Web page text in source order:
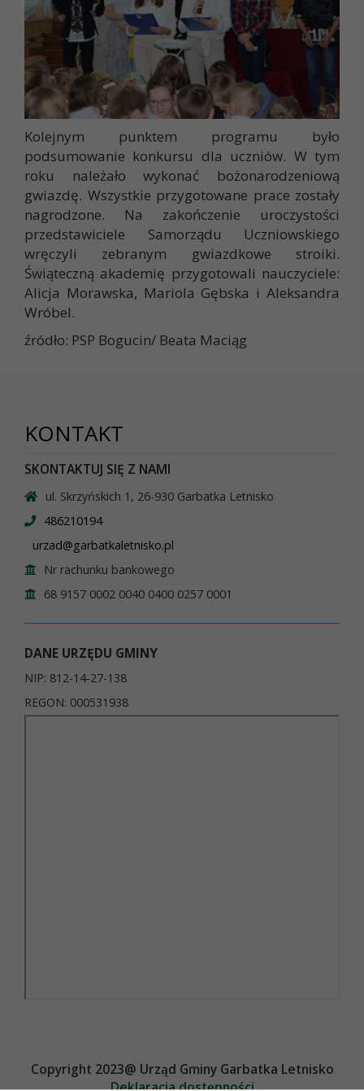
Kolejnym punktem programu było
podsumowanie konkursu dla uczniów. W tym
roku należało wykonać bożonarodzeniową
gwiazdę. Wszystkie przygotowane prace zostały
nagrodzone. Na zakończenie uroczystości
przedstawiciele Samorządu Uczniowskiego
wręczyli zebranym gwiazdkowe stroiki.
Świąteczną akademię przygotowali nauczyciele:
Alicja Morawska, Mariola Gębska i Aleksandra
Wróbel.
źródło: PSP Bogucin/ Beata Maciąg
KONTAKT
SKONTAKTUJ SIĘ Z NAMI
ul. Skrzyńskich 1, 26-930 Garbatka Letnisko
486210194
urzad@garbatkaletnisko.pl
Nr rachunku bankowego
68 9157 0002 0040 0400 0257 0001
DANE URZĘDU GMINY
NIP: 812-14-27-138
REGON: 000531938
Copyright 2023@ Urząd Gminy Garbatka Letnisko
Deklaracja dostępności